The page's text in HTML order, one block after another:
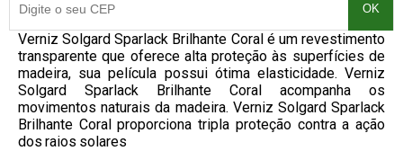
OK
Verniz Solgard Sparlack Brilhante Coral é um revestimento
transparente que oferece alta proteção às superfícies de
madeira, sua película possui ótima elasticidade. Verniz
Solgard Sparlack Brilhante Coral acompanha os
movimentos naturais da madeira. Verniz Solgard Sparlack
Brilhante Coral proporciona tripla proteção contra a ação
dos raios solares